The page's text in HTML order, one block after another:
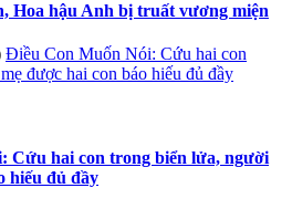
Hoa hậu Anh bị truất vương miện
Điều Con Muốn Nói: Cứu hai con
được hai con báo hiếu đủ đầy
Cứu hai con trong biển lửa, người
hiếu đủ đầy